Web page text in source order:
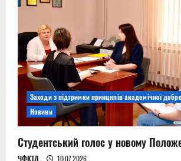
Заходи з підтримки принципів академічної
Новини
Студентський голос у новому
ЧФКТД 10.07.2026